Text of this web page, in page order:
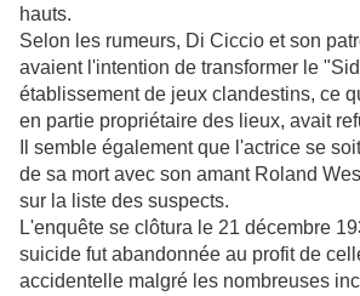
hauts.
Selon les rumeurs, Di Ciccio et son
avaient l'intention de transformer le
établissement de jeux clandestins, ce
en partie propriétaire des lieux, avait
Il semble également que l'actrice se
de sa mort avec son amant Roland
sur la liste des suspects.
L'enquête se clôtura le 21 décembre
suicide fut abandonnée au profit de
accidentelle malgré les nombreuses